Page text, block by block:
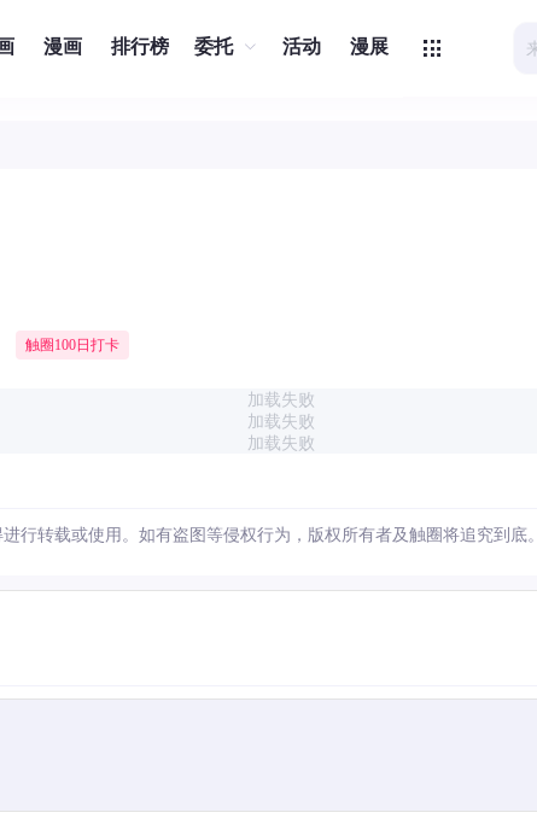
漫画 排行榜 委托 活动 漫展
触圈100日打卡
加载失败
加载失败
加载失败
行转载或使用。如有盗图等侵权行为，版权所有者及触圈将追究到底。